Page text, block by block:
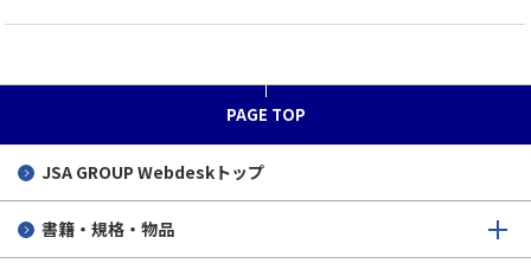
PAGE TOP
JSA GROUP Webdeskトップ
書籍・規格・物品